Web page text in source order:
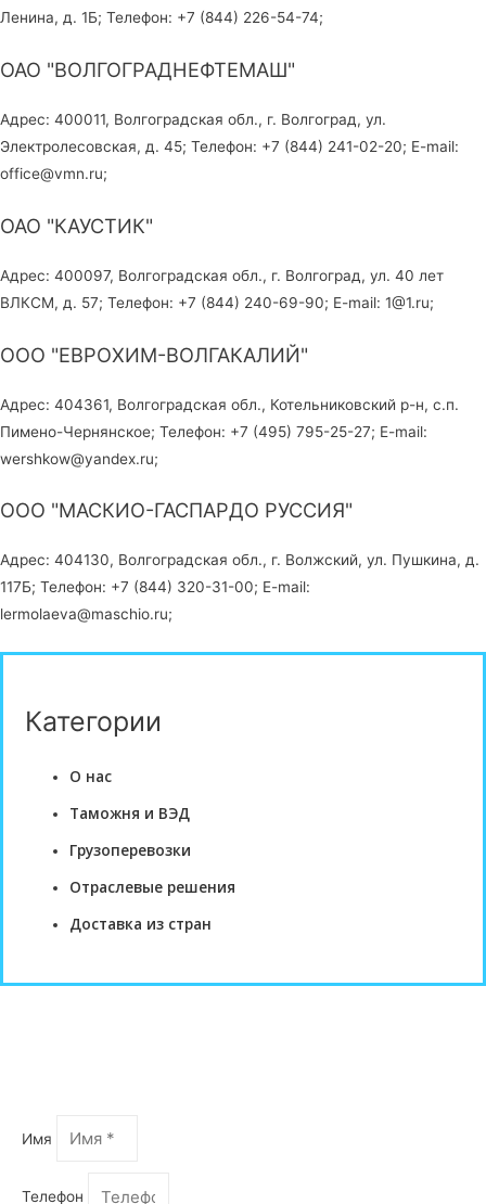
Ленина, д. 1Б; Телефон: +7 (844) 226-54-74;
ОАО "ВОЛГОГРАДНЕФТЕМАШ"
Адрес: 400011, Волгоградская обл., г. Волгоград, ул.
Электролесовская, д. 45; Телефон: +7 (844) 241-02-20; E-mail:
office@vmn.ru;
ОАО "КАУСТИК"
Адрес: 400097, Волгоградская обл., г. Волгоград, ул. 40 лет
ВЛКСМ, д. 57; Телефон: +7 (844) 240-69-90; E-mail: 1@1.ru;
ООО "ЕВРОХИМ-ВОЛГАКАЛИЙ"
Адрес: 404361, Волгоградская обл., Котельниковский р-н, с.п.
Пимено-Чернянское; Телефон: +7 (495) 795-25-27; E-mail:
wershkow@yandex.ru;
ООО "МАСКИО-ГАСПАРДО РУССИЯ"
Адрес: 404130, Волгоградская обл., г. Волжский, ул. Пушкина, д.
117Б; Телефон: +7 (844) 320-31-00; E-mail:
lermolaeva@maschio.ru;
Категории
О нас
Таможня и ВЭД
Грузоперевозки
Отраслевые решения
Доставка из стран
Имя
Телефон